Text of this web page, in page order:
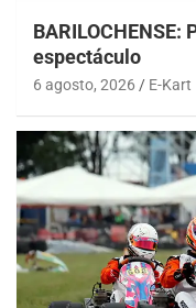
espectáculo
6 agosto, 2026 E-Kart